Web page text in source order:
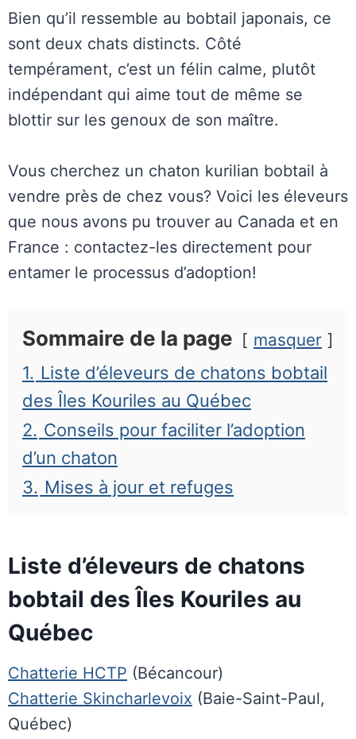
Bien qu’il ressemble au bobtail japonais, ce
sont deux chats distincts. Côté
tempérament, c’est un félin calme, plutôt
indépendant qui aime tout de même se
blottir sur les genoux de son maître.
Vous cherchez un chaton kurilian bobtail à
vendre près de chez vous? Voici les éleveurs
que nous avons pu trouver au Canada et en
France : contactez-les directement pour
entamer le processus d’adoption!
Sommaire de la page masquer
1. Liste d’éleveurs de chatons bobtail
des Îles Kouriles au Québec
2. Conseils pour faciliter l’adoption
d’un chaton
3. Mises à jour et refuges
Liste d’éleveurs de chatons
bobtail des Îles Kouriles au
Québec
Chatterie HCTP (Bécancour)
Chatterie Skincharlevoix (Baie-Saint-Paul,
Québec)